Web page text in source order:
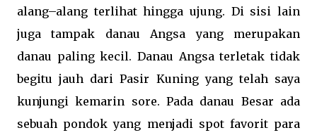
alang–alang terlihat hingga ujung. Di sisi lain
juga tampak danau Angsa yang merupakan
danau paling kecil. Danau Angsa terletak tidak
begitu jauh dari Pasir Kuning yang telah saya
kunjungi kemarin sore. Pada danau Besar ada
sebuah pondok yang menjadi spot favorit para